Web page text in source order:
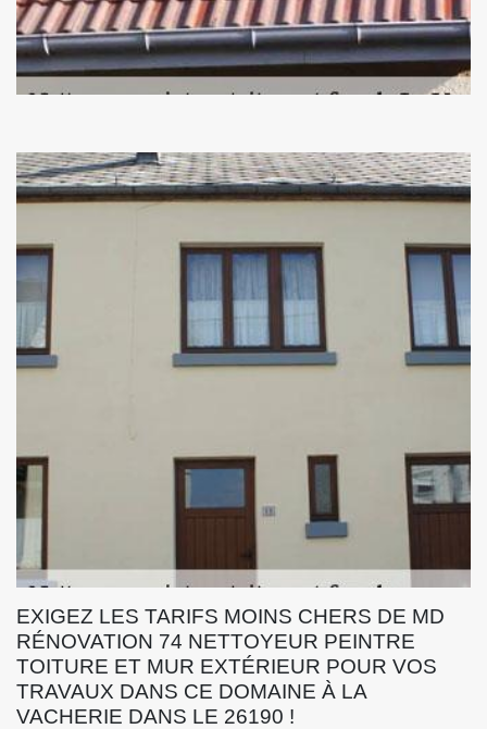
EXIGEZ LES TARIFS MOINS CHERS DE MD
RÉNOVATION 74 NETTOYEUR PEINTRE
TOITURE ET MUR EXTÉRIEUR POUR VOS
TRAVAUX DANS CE DOMAINE À LA
VACHERIE DANS LE 26190 !